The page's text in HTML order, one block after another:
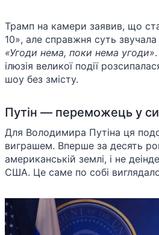
Трамп на камери заявив, що
10», але справжня суть
«Угоди нема, поки нема угоди»
ілюзія великої події
шоу без змісту.
Путін — переможець у
Для Володимира Путіна ця
виграшем. Вперше за десять
американській землі, і не
США. Це саме по собі виглядало